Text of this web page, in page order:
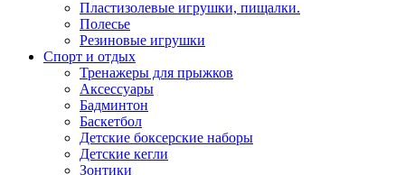
Пластизолевые игрушки, пищалки.
Полесье
Резиновые игрушки
Спорт и отдых
Тренажеры для прыжков
Аксессуары
Бадминтон
Баскетбол
Детские боксерские наборы
Детские кегли
Зонтики